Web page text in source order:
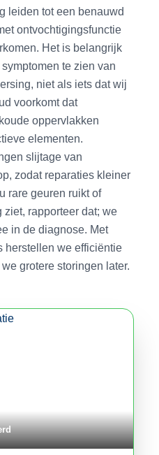
leiden tot een benauwd
ontvochtigingsfunctie
Het is belangrijk
te zien van
niet als iets dat wij
voorkomt dat
oppervlakken
elementen.
slijtage van
zodat reparaties kleiner
rare geuren ruikt of
rapporteer dat; we
in de diagnose. Met
herstellen we efficiëntie
grotere storingen later.